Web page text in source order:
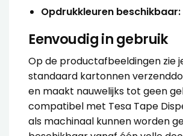
Opdrukkleuren beschikbaar:
Eenvoudig in gebruik
Op de productafbeeldingen zie
standaard kartonnen
en maakt nauwelijks tot geen
compatibel met Tesa Tape
als machinaal kunnen worden